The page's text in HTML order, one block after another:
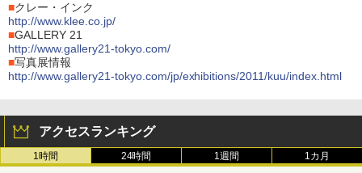
■クレー・インク
http://www.klee.co.jp/
■GALLERY 21
http://www.gallery21-tokyo.com/
■写真展情報
http://www.gallery21-tokyo.com/jp/exhibitions/2011/kuu/index.html
アクセスランキング
1時間 24時間 1週間 1カ月